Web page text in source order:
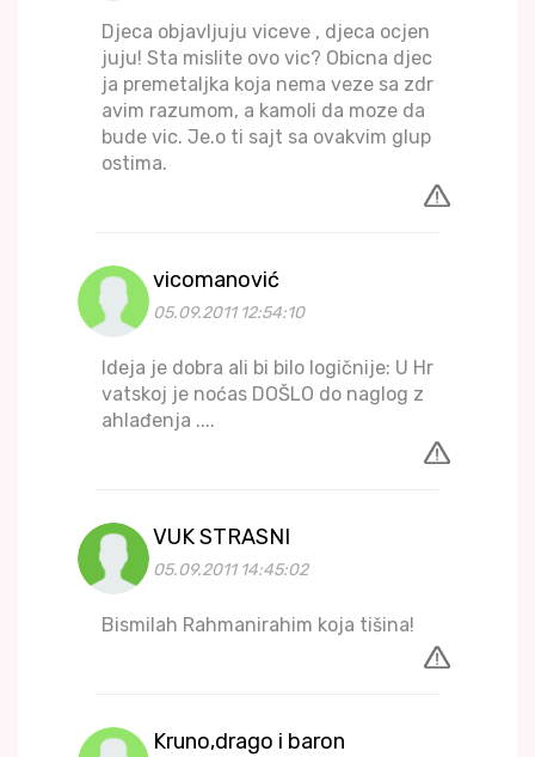
Djeca objavljuju viceve , djeca ocjen
juju! Sta mislite ovo vic? Obicna djec
ja premetaljka koja nema veze sa zdr
avim razumom, a kamoli da moze da
bude vic. Je.o ti sajt sa ovakvim glup
ostima.
vicomanović
05.09.2011 12:54:10
Ideja je dobra ali bi bilo logičnije: U Hr
vatskoj je noćas DOŠLO do naglog z
ahlađenja ....
VUK STRASNI
05.09.2011 14:45:02
Bismilah Rahmanirahim koja tišina!
Kruno,drago i baron